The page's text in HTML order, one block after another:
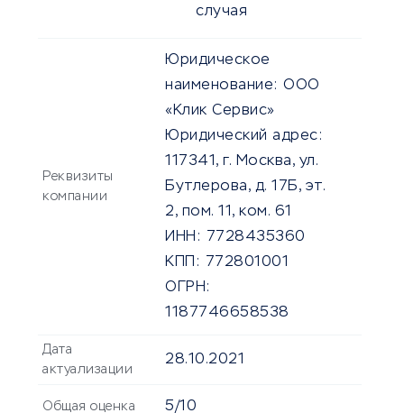
случая
Реквизиты
компании
Юридическое
наименование: ООО
«Клик Сервис»
Юридический адрес:
117341, г. Москва, ул.
Бутлерова, д. 17Б, эт.
2, пом. 11, ком. 61
ИНН:
7728435360
КПП:
772801001
ОГРН:
1187746658538
Дата
актуализации
28.10.2021
Общая оценка 5/10